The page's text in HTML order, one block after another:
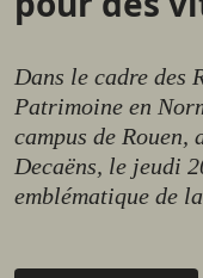
Dans le cadre des
Patrimoine en
campus de Rouen,
Decaëns, le jeudi
emblématique de